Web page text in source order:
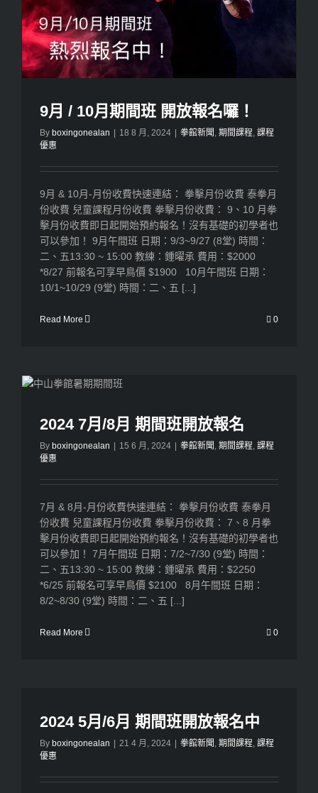
9月 / 10月期間班 開放報名囉！
By boxingonealan | 18 8 月, 2024 | 拳館新聞 期間課程 課程
優惠
9月 & 10月-月份收費快速連結： 拳擊月份收費 泰拳月
份收費 兒童課程月份收費 拳擊月份收費： 9、10 月拳
擊月份收費即日起開始預約報名！沒有基礎的初學者也
可以參加！ 9月午間班 日期：9/3~9/27 (8堂) 時間：
二、五13:30 ~ 15:00 教練：鍾曜承 費用：$2000
*8/27 前報名可享早鳥價 $1900 10月午間班 日期：
10/1~10/29 (9堂) 時間：二、五 [...]
Read More 0
2024 7月/8月 期間班開放報名
By boxingonealan | 15 6 月, 2024 | 拳館新聞 期間課程 課程
優惠
7月 & 8月-月份收費快速連結： 拳擊月份收費 泰拳月
份收費 兒童課程月份收費 拳擊月份收費： 7、8 月拳
擊月份收費即日起開始預約報名！沒有基礎的初學者也
可以參加！ 7月午間班 日期：7/2~7/30 (9堂) 時間：
二、五13:30 ~ 15:00 教練：鍾曜承 費用：$2250
*6/25 前報名可享早鳥價 $2100 8月午間班 日期：
8/2~8/30 (9堂) 時間：二、五 [...]
Read More 0
2024 5月/6月 期間班開放報名中
By boxingonealan | 21 4 月, 2024 | 拳館新聞 期間課程 課程
優惠